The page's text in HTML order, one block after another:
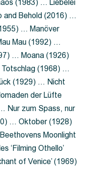
(1983) … Liebelei
Behold (2016) …
… Manöver
Mau (1992) …
… Moana (1926)
(1968) …
(1929) … Nicht
der Lüfte
Nur zum Spass, nur
… Oktober (1928)
Moonlight
‘Filming Othello’
of Venice’ (1969)